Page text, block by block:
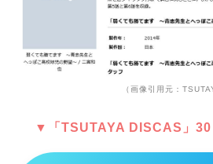
（画像引用元：
▼「TSUTAYA DISCAS」